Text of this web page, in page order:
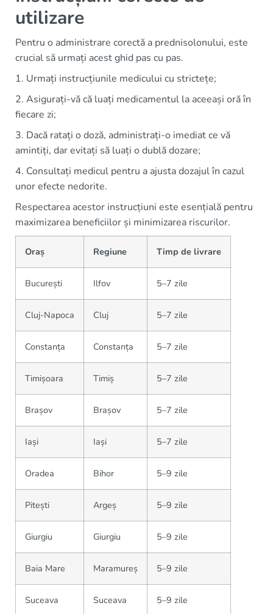
utilizare
Pentru o administrare corectă a prednisolonului, este
crucial să urmați acest ghid pas cu pas.
1. Urmați instrucțiunile medicului cu strictețe;
2. Asigurați-vă că luați medicamentul la aceeași oră în
fiecare zi;
3. Dacă ratați o doză, administrați-o imediat ce vă
amintiți, dar evitați să luați o dublă dozare;
4. Consultați medicul pentru a ajusta dozajul în cazul
unor efecte nedorite.
Respectarea acestor instrucțiuni este esențială pentru
maximizarea beneficiilor și minimizarea riscurilor.
Oraș Regiune Timp de livrare
București Ilfov 5–7 zile
Cluj-Napoca Cluj 5–7 zile
Constanța Constanța 5–7 zile
Timișoara Timiș 5–7 zile
Brașov Brașov 5–7 zile
Iași Iași 5–7 zile
Oradea Bihor 5–9 zile
Pitești Argeș 5–9 zile
Giurgiu Giurgiu 5–9 zile
Baia Mare Maramureș 5–9 zile
Suceava Suceava 5–9 zile